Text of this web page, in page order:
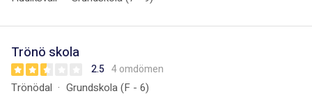
Trönö skola
2.5 4 omdömen
Trönödal Grundskola (F - 6)